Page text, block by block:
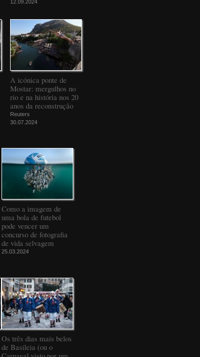
12.09.2024
A icónica ponte de
Mostar: mergulhos no
rio e na história nos 20
anos da reconstrução
Reuters
30.07.2024
Como a imagem de
uma bola de futebol
pode vencer um
concurso de fotografia
de vida selvagem
25.03.2024
Os três dias mais belos
de Basileia (ou o